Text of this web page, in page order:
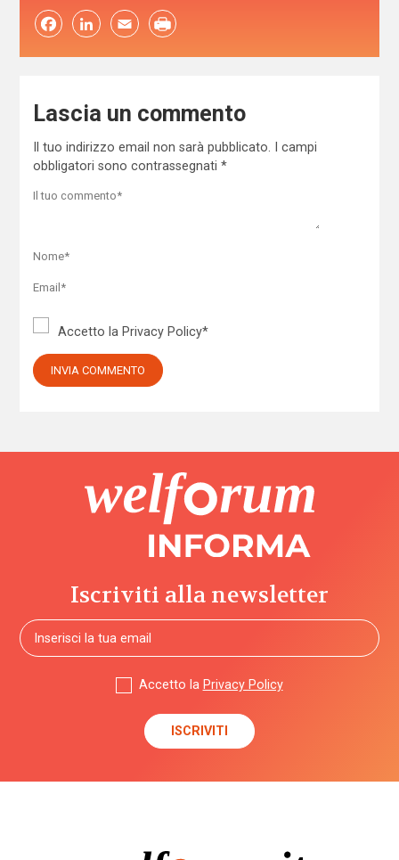
FacebookLinkedIn Email
Lascia un commento
Il tuo indirizzo email non sarà pubblicato.
I campi
obbligatori sono contrassegnati *
Accetto la Privacy Policy*
Iscriviti alla newsletter
Accetto la Privacy Policy